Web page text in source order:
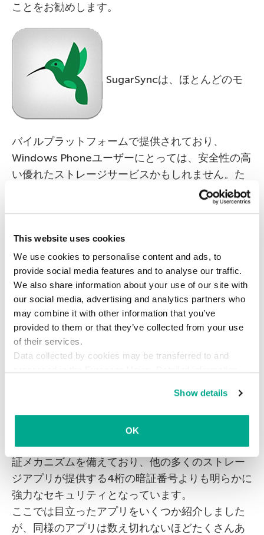
This website uses cookies
We use cookies to personalise content and ads, to
provide social media features and to analyse our traffic.
We also share information about your use of our site with
our social media, advertising and analytics partners who
may combine it with other information that you’ve
provided to them or that they’ve collected from your use
of their services.
Data collected by cookies may be transferred to and
Show details
OK
ことをお勧めします。
SugarSyncは、ほとんどのモ
バイルプラットフォームで提供されており、
Windows Phoneユーザーにとっては、安全性の高
い優れたストレージサービスかもしれません。た
だし、使った容量に応じて急激に料金が上がる月
額制のクラウドベースストレージにお金を払う必
もしれません。
Keeperは同様の安全なストレ
ージ機能を提供する無料のWindows Phoneアプリ
Windows Mobileアプリと同じく、Keeperのメイ
ン機能はパスワードマネージャーですが、安全な
データストレージや、256-bit AES暗号による転送
などの機能もあります。このアプリ自体が2段階認
証メカニズムを備えており、他の多くのストレー
ジアプリが提供する4桁の暗証番号よりも明らかに
強力なセキュリティとなっています。
ここでは目立ったアプリをいくつか紹介しました
が、同様のアプリは数え切れないほどたくさんあ